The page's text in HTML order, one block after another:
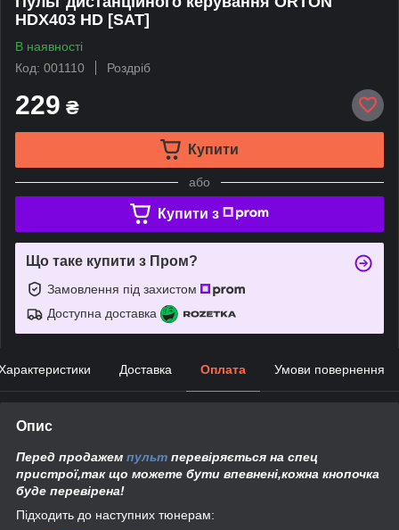
HDX403 HD [SAT]
В наявності
Код: 001110
Роздріб
229 ₴
Купити
або
Купити з
Що таке купити з Пром?
Замовлення під захистом
Доступна доставка
Доставка Оплата Умови повернення
Опис
Перед продажем пульт перевіряється на спец
пристрої,так що можете бути впевнені,кожна кнопочка
буде перевірена!
Підходить до наступних тюнерам: